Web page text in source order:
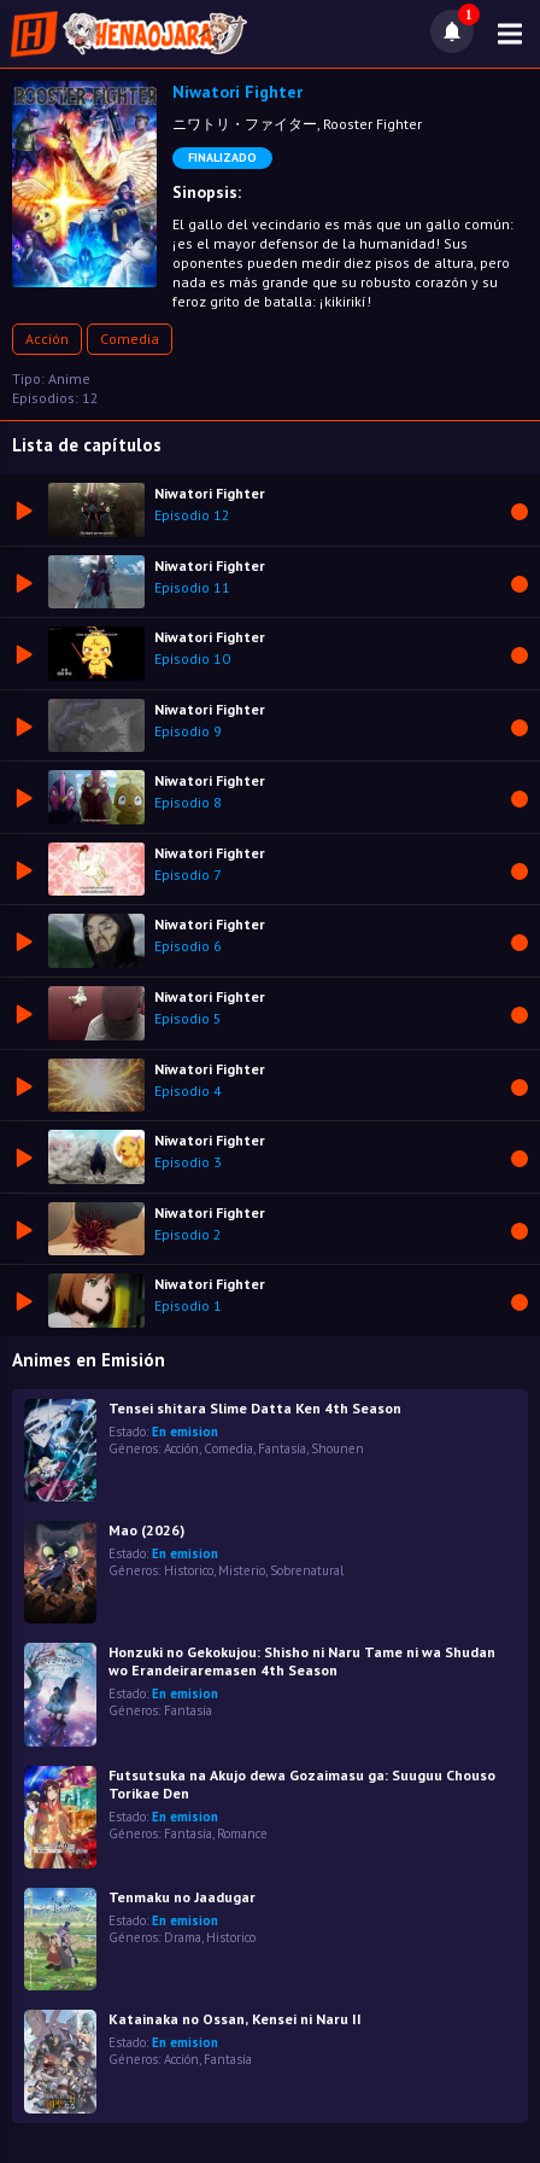
1
Niwatori Fighter
ニワトリ・ファイター, Rooster Fighter
FINALIZADO
Sinopsis:
El gallo del vecindario es más que un gallo común:
¡es el mayor defensor de la humanidad! Sus
oponentes pueden medir diez pisos de altura, pero
nada es más grande que su robusto corazón y su
feroz grito de batalla: ¡kikirikí!
Acción Comedia
Tipo: Anime
Episodios: 12
Lista de capítulos
Niwatori Fighter
Episodio 12
Niwatori Fighter
Episodio 11
Niwatori Fighter
Episodio 10
Niwatori Fighter
Episodio 9
Niwatori Fighter
Episodio 8
Niwatori Fighter
Episodio 7
Niwatori Fighter
Episodio 6
Niwatori Fighter
Episodio 5
Niwatori Fighter
Episodio 4
Niwatori Fighter
Episodio 3
Niwatori Fighter
Episodio 2
Niwatori Fighter
Episodio 1
Animes en Emisión
Tensei shitara Slime Datta Ken 4th Season
Estado: En emision
Géneros: Acción Comedia Fantasía Shounen
Mao (2026)
Estado: En emision
Géneros: Historico, Misterio, Sobrenatural
Honzuki no Gekokujou: Shisho ni Naru Tame ni wa Shudan
wo Erandeiraremasen 4th Season
Estado: En emision
Géneros: Fantasía
Futsutsuka na Akujo dewa Gozaimasu ga: Suuguu Chouso
Torikae Den
Estado: En emision
Géneros: Fantasía Romance
Tenmaku no Jaadugar
Estado: En emision
Géneros: Drama, Historico
Katainaka no Ossan, Kensei ni Naru II
Estado: En emision
Géneros: Acción, Fantasía